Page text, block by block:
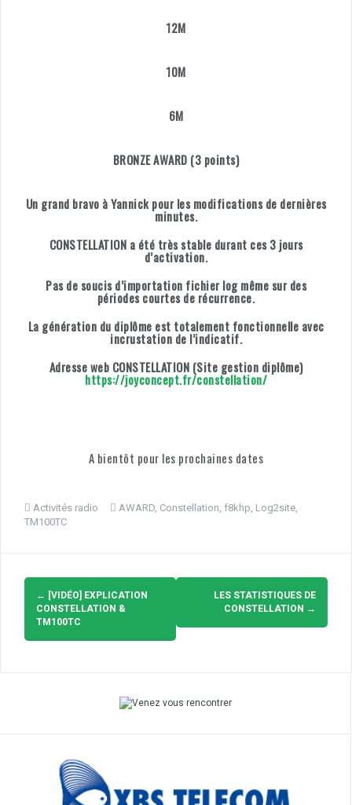
12M
10M
6M
BRONZE AWARD (3 points)
Un grand bravo à Yannick pour les modifications de dernières
minutes.
CONSTELLATION a été très stable durant ces 3 jours
d’activation.
Pas de soucis d’importation fichier log même sur des
périodes courtes de récurrence.
La génération du diplôme est totalement fonctionnelle avec
incrustation de l’indicatif.
Adresse web CONSTELLATION (Site gestion diplôme)
https://joyconcept.fr/constellation/
A bientôt pour les prochaines dates
Activités radio AWARD Constellation f8khp Log2site
TM100TC
Navigation
d'article
← [VIDÉO] EXPLICATION
CONSTELLATION &
TM100TC
LES STATISTIQUES DE
CONSTELLATION →